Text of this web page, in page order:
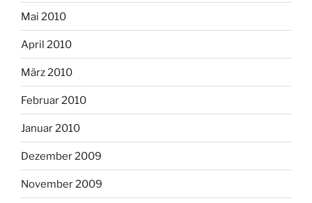
Mai 2010
April 2010
März 2010
Februar 2010
Januar 2010
Dezember 2009
November 2009